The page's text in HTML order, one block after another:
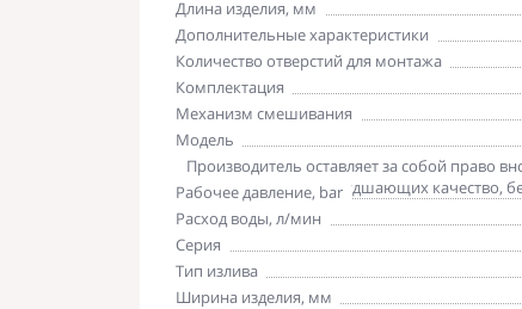
Длина изделия, мм
Дополнительные характеристики
Количество отверстий для монтажа
Комплектация
Механизм смешивания
Модель
Обратите внимание
Производитель оставляет за собой право
комплектацию, не ухудшающих качество,
Рабочее давление, bar
Расход воды, л/мин
Серия
Тип излива
Ширина изделия, мм